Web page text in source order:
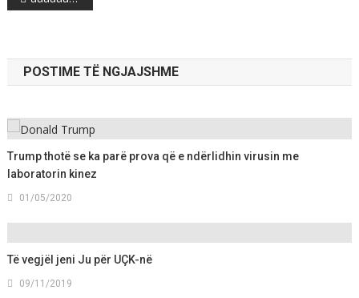
navigation
POSTIME TË NGJAJSHME
Trump thotë se ka parë prova që e ndërlidhin virusin me
laboratorin kinez
01/05/2020
Të vegjël jeni Ju për UÇK-në
09/11/2019